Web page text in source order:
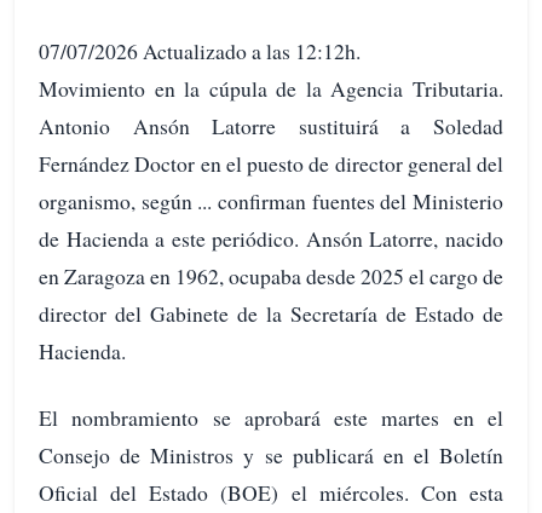
07/07/2026 Actualizado a las 12:12h.
Movimiento en la cúpula de la Agencia Tributaria.
Antonio Ansón Latorre sustituirá a Soledad
Fernández Doctor en el puesto de director general del
organismo, según ... confirman fuentes del Ministerio
de Hacienda a este periódico. Ansón Latorre, nacido
en Zaragoza en 1962, ocupaba desde 2025 el cargo de
director del Gabinete de la Secretaría de Estado de
Hacienda.
El nombramiento se aprobará este martes en el
Consejo de Ministros y se publicará en el Boletín
Oficial del Estado (BOE) el miércoles. Con esta